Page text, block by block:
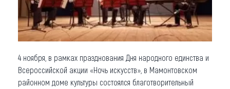
Другие рубрики
4 ноября, в рамках празднования Дня народного единства и
Всероссийской акции «Ночь искусств», в Мамонтовском
районном доме культуры состоялся благотворительный